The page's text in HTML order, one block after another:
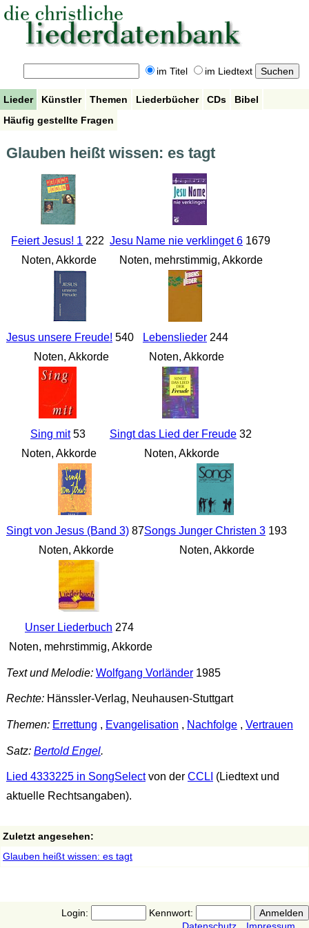
im Titel im Liedtext
Lieder Künstler Themen Liederbücher CDs
Bibel
Häufig gestellte Fragen
Glauben heißt wissen: es tagt
Feiert Jesus! 1 222
Noten, Akkorde
Jesu Name nie verklinget 61679
Noten, mehrstimmig, Akkorde
Jesus unsere Freude! 540
Noten, Akkorde
Lebenslieder244
Noten, Akkorde
Sing mit53
Noten, Akkorde
Singt das Lied der Freude32
Noten, Akkorde
Singt von Jesus (Band 3)87
Noten, Akkorde
Songs Junger Christen 3193
Noten, Akkorde
Unser Liederbuch 274
Noten, mehrstimmig, Akkorde
Text und Melodie: Wolfgang Vorländer1985
Rechte:Hänssler-Verlag, Neuhausen-Stuttgart
Themen: Errettung , Evangelisation , Nachfolge, Vertrauen
Satz: Bertold Engel.
Lied 4333225 in SongSelectvon der CCLI (Liedtext und
aktuelle Rechtsangaben).
Zuletzt angesehen:
Glauben heißt wissen: es tagt
Login:
Kennwort: